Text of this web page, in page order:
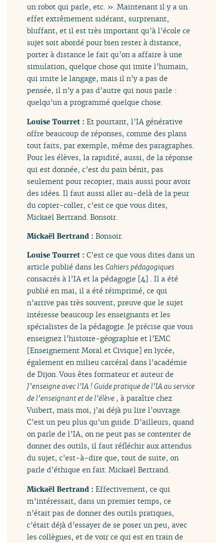
un robot qui parle, etc. ». Maintenant il y a un
effet extrêmement sidérant, surprenant,
bluffant, et il est très important qu’à l’école ce
sujet soit abordé pour bien rester à distance,
porter à distance le fait qu’on a affaire à une
simulation, quelque chose qui imite l’humain,
qui imite le langage, mais il n’y a pas de
pensée, il n’y a pas d’autre qui nous parle :
quelqu’un a programmé quelque chose.
Louise Tourret :Et pourtant, l’IA générative
offre beaucoup de réponses, comme des plans
tout faits, par exemple, même des paragraphes.
Pour les élèves, la rapidité, aussi, de la réponse
qui est donnée, c’est du pain bénit, pas
seulement pour recopier, mais aussi pour avoir
des idées. Il faut aussi aller au-delà de la peur
du copier-coller, c’est ce que vous dites,
Mickaël Bertrand. Bonsoir.
Mickaël Bertrand :Bonsoir.
Louise Tourret :C’est ce que vous dites dans un
article publié dans lesCahiers pédagogiques
consacrés à l’IA et la pédagogie [4] . Il a été
publié en mai, il a été réimprimé, ce qui
n’arrive pas très souvent, preuve que le sujet
intéresse beaucoup les enseignants et les
spécialistes de la pédagogie. Je précise que vous
enseignez l’histoire-géographie et l’EMC
[Enseignement Moral et Civique] en lycée,
également en milieu carcéral dans l’académie
de Dijon. Vous êtes formateur et auteur de
J’enseigne avec l’IA ! Guide pratique de l’IA au service
de l’enseignant et de l’élève , à paraître chez
Vuibert, mais moi, j’ai déjà pu lire l’ouvrage.
C’est un peu plus qu’un guide. D’ailleurs, quand
on parle de l’IA, on ne peut pas se contenter de
donner des outils, il faut réfléchir aux attendus
du sujet, c’est-à-dire que, tout de suite, on
parle d’éthique en fait. Mickaël Bertrand.
Mickaël Bertrand :Effectivement, ce qui
m’intéressait, dans un premier temps, ce
n’était pas de donner des outils pratiques,
c’était déjà d’essayer de se poser un peu, avec
les collègues, et de voir ce qui est en train de